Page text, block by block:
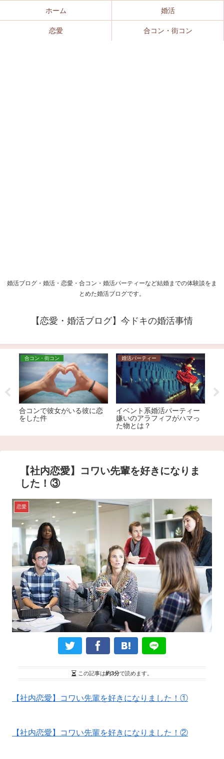
婚活ブログ・婚活・恋愛・合コン・婚活パーティーなど結婚までの体験談をま
とめた婚活ブログです。
【恋愛・婚活ブログ】今ドキの婚活事情
ホーム 婚活
恋愛 合コン・街コン
合コン・街コン
合コンで彼女がいる彼に恋
をした件
婚活パーティー
イベント系婚活パーティー
嫌いのアラフィフがハマっ
た物とは？
【社内恋愛】コワい先輩を好きになりま
した！③
恋愛
この記事は約3分で読めます。
【社内恋愛】コワい先輩を好きになりました！①
【社内恋愛】コワい先輩を好きになりました！②